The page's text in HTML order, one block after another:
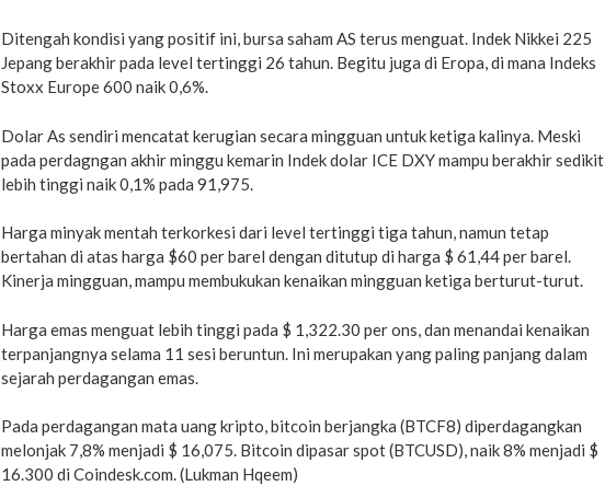
Ditengah kondisi yang positif ini, bursa saham AS terus menguat. Indek Nikkei 225
Jepang berakhir pada level tertinggi 26 tahun. Begitu juga di Eropa, di mana Indeks
Stoxx Europe 600 naik 0,6%.
Dolar As sendiri mencatat kerugian secara mingguan untuk ketiga kalinya. Meski
pada perdagngan akhir minggu kemarin Indek dolar ICE DXY mampu berakhir sedikit
lebih tinggi naik 0,1% pada 91,975.
Harga minyak mentah terkorkesi dari level tertinggi tiga tahun, namun tetap
bertahan di atas harga $60 per barel dengan ditutup di harga $ 61,44 per barel.
Kinerja mingguan, mampu membukukan kenaikan mingguan ketiga berturut-turut.
Harga emas menguat lebih tinggi pada $ 1,322.30 per ons, dan menandai kenaikan
terpanjangnya selama 11 sesi beruntun. Ini merupakan yang paling panjang dalam
sejarah perdagangan emas.
Pada perdagangan mata uang kripto, bitcoin berjangka (BTCF8) diperdagangkan
melonjak 7,8% menjadi $ 16,075. Bitcoin dipasar spot (BTCUSD), naik 8% menjadi $
16.300 di Coindesk.com. (Lukman Hqeem)